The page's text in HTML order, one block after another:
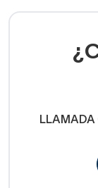
LLAMADA